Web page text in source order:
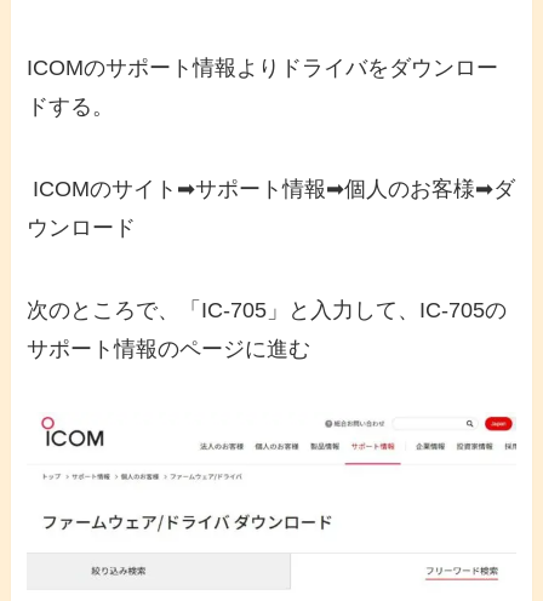
ICOMのサポート情報よりドライバをダウンロー
ドする。
ICOMのサイト➡サポート情報➡個人のお客様➡ダ
ウンロード
次のところで、「IC-705」と入力して、IC-705の
サポート情報のページに進む